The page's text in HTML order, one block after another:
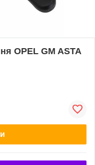
OPEL GM ASTA